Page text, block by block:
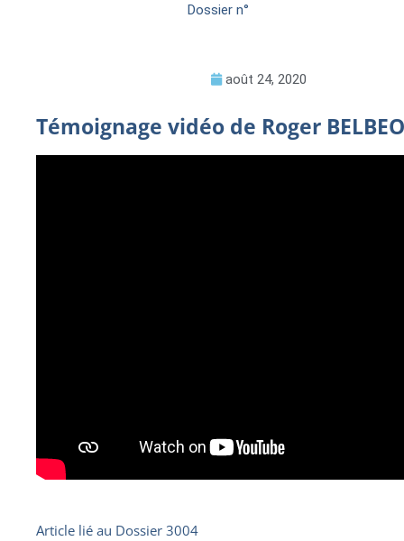
Dossier n°
août 24, 2020
Témoignage vidéo de Roger
Article lié au Dossier 3004